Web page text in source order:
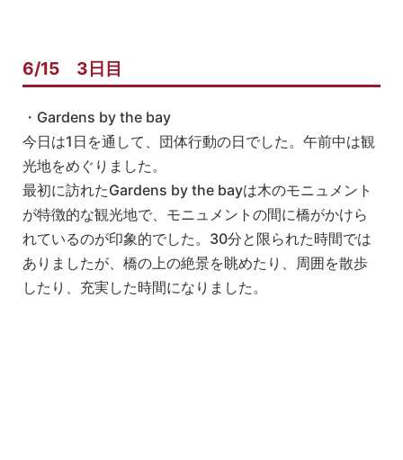
6/15 3日目
・Gardens by the bay
今日は1日を通して、団体行動の日でした。午前中は観
光地をめぐりました。
最初に訪れたGardens by the bayは木のモニュメント
が特徴的な観光地で、モニュメントの間に橋がかけら
れているのが印象的でした。30分と限られた時間では
ありましたが、橋の上の絶景を眺めたり、周囲を散歩
したり、充実した時間になりました。